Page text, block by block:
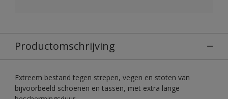
Productomschrijving
Extreem bestand tegen strepen, vegen en stoten van
bijvoorbeeld schoenen en tassen, met extra lange